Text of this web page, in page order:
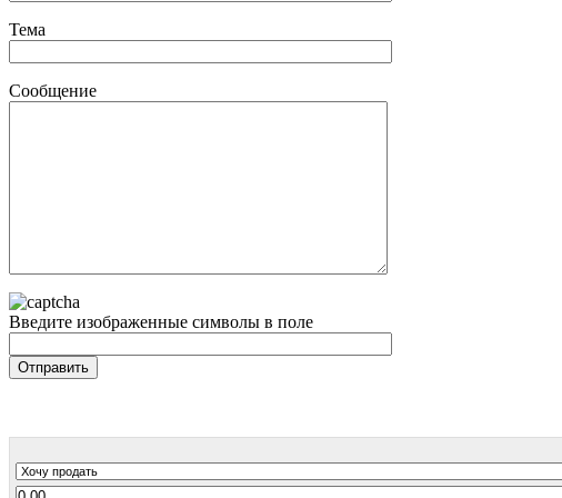
Тема
Сообщение
Введите изображенные символы в поле